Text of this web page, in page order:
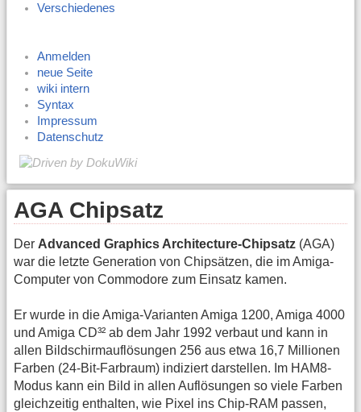
Verschiedenes
Anmelden
neue Seite
wiki intern
Syntax
Impressum
Datenschutz
AGA Chipsatz
Der Advanced Graphics Architecture-Chipsatz (AGA)
war die letzte Generation von Chipsätzen, die im Amiga-
Computer von Commodore zum Einsatz kamen.
Er wurde in die Amiga-Varianten Amiga 1200, Amiga 4000
und Amiga CD³² ab dem Jahr 1992 verbaut und kann in
allen Bildschirmauflösungen 256 aus etwa 16,7 Millionen
Farben (24-Bit-Farbraum) indiziert darstellen. Im HAM8-
Modus kann ein Bild in allen Auflösungen so viele Farben
gleichzeitig enthalten, wie Pixel ins Chip-RAM passen,